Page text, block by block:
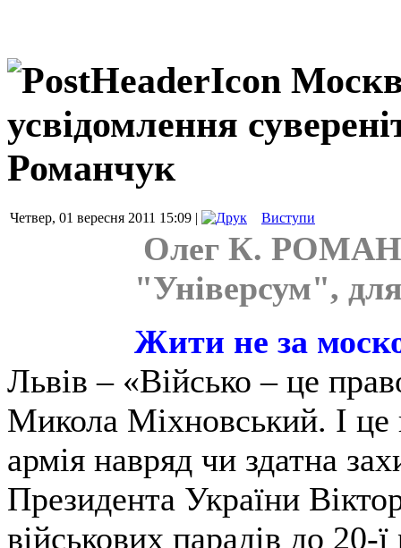
усвідомлення
Романчук
Четвер, 01 вересня 2011 15:09 | Виступи
Олег К.
"Універсум",
Жити не за
Львів – «Військо – це
Микола Міхновський. І це
армія навряд чи здатна
Президента України
військових парадів до 20-